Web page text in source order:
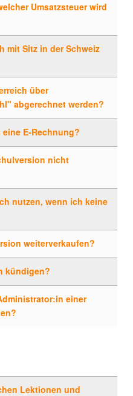
Umsatzsteuer wird
mit Sitz in der Schweiz
über
abgerechnet werden?
E-Rechnung?
nicht
nutzen, wenn ich keine
weiterverkaufen?
kündigen?
einer
Lektionen und